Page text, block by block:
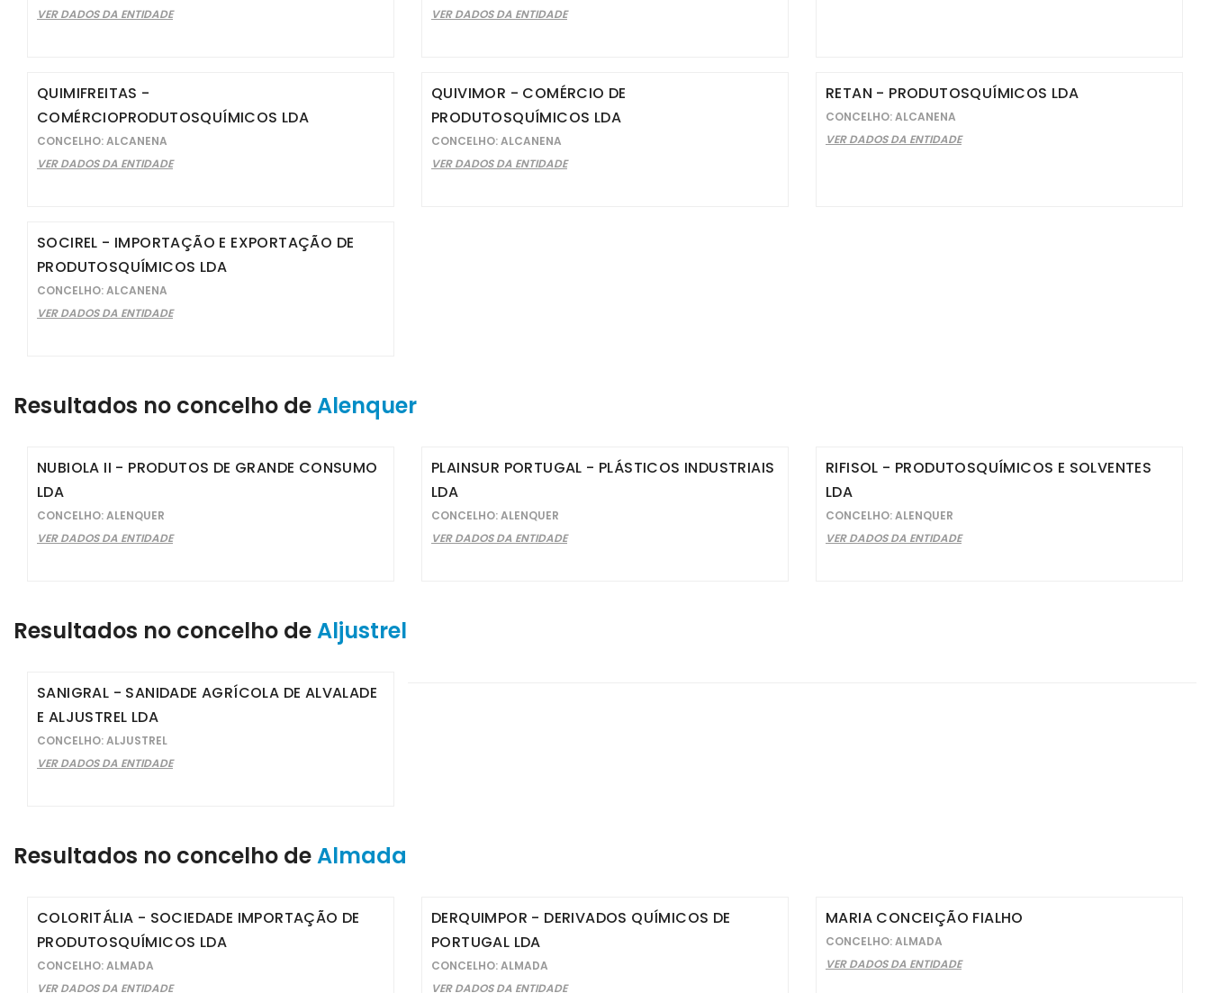
VER DADOS DA ENTIDADE
VER DADOS DA ENTIDADE
QUIMIFREITAS -
COMÉRCIOPRODUTOSQUÍMICOS LDA
CONCELHO: ALCANENA
VER DADOS DA ENTIDADE
QUIVIMOR - COMÉRCIO DE
PRODUTOSQUÍMICOS LDA
CONCELHO: ALCANENA
VER DADOS DA ENTIDADE
RETAN - PRODUTOSQUÍMICOS LDA
CONCELHO: ALCANENA
VER DADOS DA ENTIDADE
SOCIREL - IMPORTAÇÃO E EXPORTAÇÃO DE
PRODUTOSQUÍMICOS LDA
CONCELHO: ALCANENA
VER DADOS DA ENTIDADE
Resultados no concelho deAlenquer
NUBIOLA II - PRODUTOS DE GRANDE CONSUMO
LDA
CONCELHO: ALENQUER
VER DADOS DA ENTIDADE
PLAINSUR PORTUGAL - PLÁSTICOS INDUSTRIAIS
LDA
CONCELHO: ALENQUER
VER DADOS DA ENTIDADE
RIFISOL - PRODUTOSQUÍMICOS E SOLVENTES
LDA
CONCELHO: ALENQUER
VER DADOS DA ENTIDADE
Resultados no concelho deAljustrel
SANIGRAL - SANIDADE AGRÍCOLA DE ALVALADE
E ALJUSTREL LDA
CONCELHO: ALJUSTREL
VER DADOS DA ENTIDADE
Resultados no concelho deAlmada
COLORITÁLIA - SOCIEDADE IMPORTAÇÃO DE
PRODUTOSQUÍMICOS LDA
CONCELHO: ALMADA
VER DADOS DA ENTIDADE
DERQUIMPOR - DERIVADOS QUÍMICOS DE
PORTUGAL LDA
CONCELHO: ALMADA
VER DADOS DA ENTIDADE
MARIA CONCEIÇÃO FIALHO
CONCELHO: ALMADA
VER DADOS DA ENTIDADE